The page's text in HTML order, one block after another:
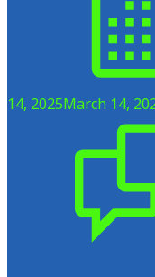
14, 2025March 14,